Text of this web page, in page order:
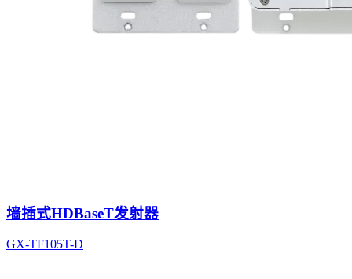
墙插式HDBaseT发射器
GX-TF105T-D